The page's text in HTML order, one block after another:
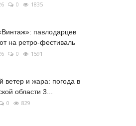
0 1835
павлодарцев
на ретро-фестиваль
0 1591
ветер и жара: погода в
области 3...
0 829